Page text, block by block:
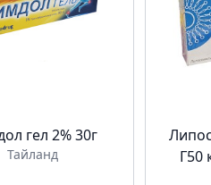
гел 2% 30г
Тайланд
Г50